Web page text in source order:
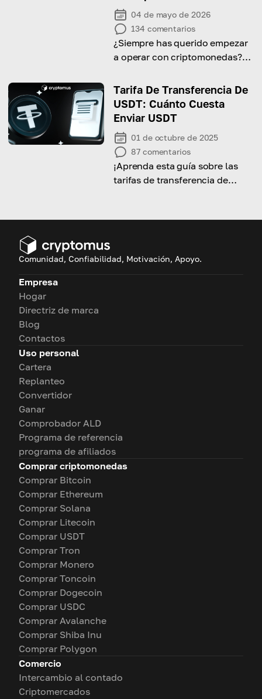
04 de mayo de 2026
134 comentarios
¿Siempre has querido empezar
a operar con criptomonedas?
ayudaremos con esto y le
diremos en detalle cómo
comenzar a operar en
Tarifa De Transferencia De
USDT: Cuánto Cuesta
Enviar USDT
01 de octubre de 2025
87 comentarios
¡Aprenda esta guía sobre las
tarifas de transferencia de
criptomonedas de manera
Comunidad, Confiabilidad, Motivación, Apoyo.
Empresa
Hogar
Directriz de marca
Blog
Contactos
Uso personal
Cartera
Replanteo
Convertidor
Ganar
Comprobador ALD
Programa de referencia
programa de afiliados
Comprar criptomonedas
Comprar Bitcoin
Comprar Ethereum
Comprar Solana
Comprar Litecoin
Comprar USDT
Comprar Tron
Comprar Monero
Comprar Toncoin
Comprar Dogecoin
Comprar USDC
Comprar Avalanche
Comprar Shiba Inu
Comprar Polygon
Comercio
Intercambio al contado
Criptomercados